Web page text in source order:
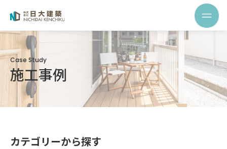
Case Study
施工事例
カテゴリーから探す